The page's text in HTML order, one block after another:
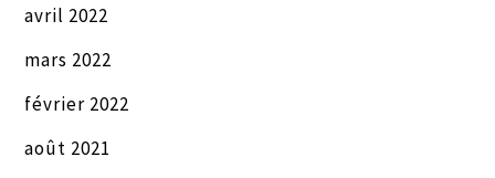
avril 2022
mars 2022
février 2022
août 2021